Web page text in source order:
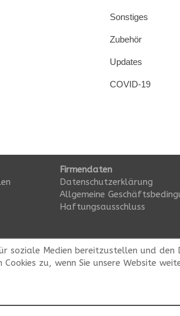
Sonstiges
Zubehör
Updates
COVID-19
Firmendaten
Datenschutzerklärung
Allgemeine
Haftungsausschluss
soziale Medien bereitzustellen und
Cookies zu, wenn Sie unsere Website